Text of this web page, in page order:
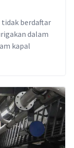
berdaftar
dalam
kapal